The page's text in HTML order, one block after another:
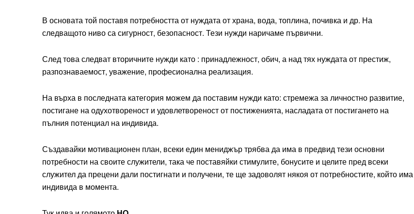
В основата той поставя потребността от нуждата от храна, вода, топлина, почивка и др. На
следващото ниво са сигурност, безопасност. Тези нужди наричаме първични.
След това следват вторичните нужди като : принадлежност, обич, а над тях нуждата от престиж,
разпознаваемост, уважение, професионална реализация.
На върха в последната категория можем да поставим нужди като: стремежа за личностно развитие,
постигане на одухотвореност и удовлетвореност от постиженията, насладата от постигането на
пълния потенциал на индивида.
Създавайки мотивационен план, всеки един мениджър трябва да има в предвид тези основни
потребности на своите служители, така че поставяйки стимулите, бонусите и целите пред всеки
служител да прецени дали постигнати и получени, те ще задоволят някоя от потребностите, който има
индивида в момента.